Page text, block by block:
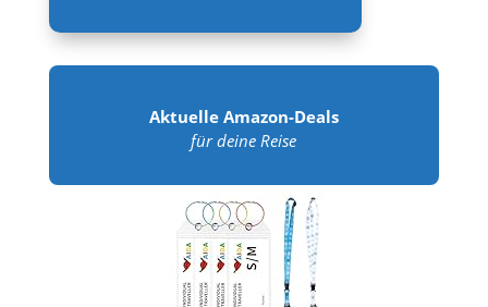
Aktuelle Amazon-Deals
für deine Reise